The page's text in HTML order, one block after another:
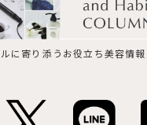
に寄り添うお役立ち美容情